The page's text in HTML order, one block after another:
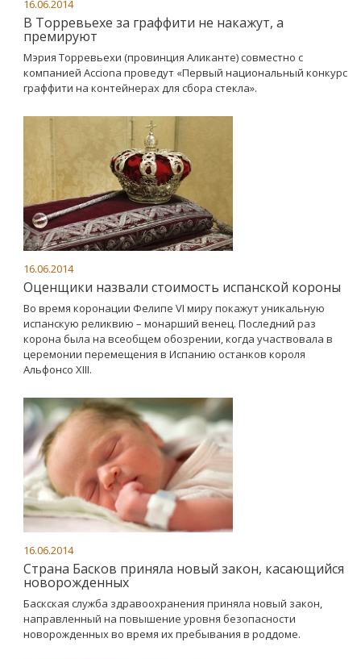
16.06.2014
В Торревьехе за граффити не накажут, а
премируют
Мэрия Торревьехи (провинция Аликанте) совместно с
компанией Acciona проведут «Первый национальный конкурс
граффити на контейнерах для сбора стекла».
16.06.2014
Оценщики назвали стоимость испанской короны
Во время коронации Фелипе VI миру покажут уникальную
испанскую реликвию – монарший венец. Последний раз
корона была на всеобщем обозрении, когда участвовала в
церемонии перемещения в Испанию останков короля
Альфонсо ХIII.
16.06.2014
Страна Басков приняла новый закон, касающийся
новорожденных
Баскская служба здравоохранения приняла новый закон,
направленный на повышение уровня безопасности
новорожденных во время их пребывания в роддоме.